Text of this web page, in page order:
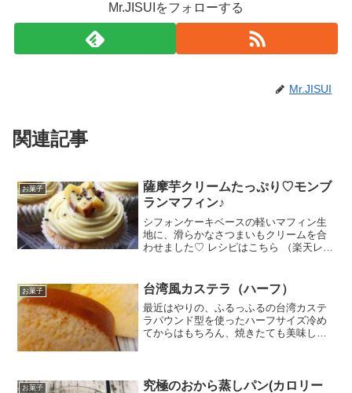
Mr.JISUIをフォローする
Mr.JISUI
関連記事
お菓子
薩摩芋クリームたっぷり♡モンブ
ランマフィン♪
シフォンケーキベースの軽いマフィン生
地に、滑らかなさつまいもクリームを合
わせました♡ レシピはこちら （楽天レシ
ー.砂糖.牛乳生クリーム(なければ牛乳で
＋５...
お菓子 台湾風カステラ（ハーフ）
最近はやりの、ふるっふるの台湾カステ
ラパウンド型を使ったハーフサイズ冷め
てからはもちろん、焼きたても美味しい
んなのレビ...
お菓子
究極のおから蒸しパン(カロリー